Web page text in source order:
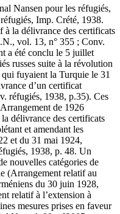
Nansen pour les réfugiés,
Imp. Crété, 1938.
à la délivrance des certificats
vol. 13, n° 355 ; Conv.
a été conclu le 5 juillet
russes suite à la révolution
fuyaient la Turquie le 31
d’un certificat
réfugiés, 1938, p.35). Ces
de 1926
délivrance des certificats
et amendant les
et du 31 mai 1924,
1938, p. 48. Un
nouvelles catégories de
(Arrangement relatif au
du 30 juin 1928,
relatif à l’extension à
mesures prises en faveur